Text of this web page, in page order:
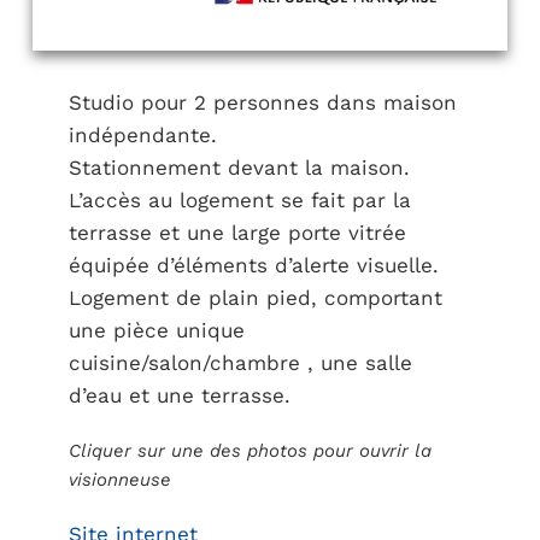
Studio pour 2 personnes dans maison
indépendante.
Stationnement devant la maison.
L’accès au logement se fait par la
terrasse et une large porte vitrée
équipée d’éléments d’alerte visuelle.
Logement de plain pied, comportant
une pièce unique
cuisine/salon/chambre , une salle
d’eau et une terrasse.
Cliquer sur une des photos pour ouvrir la
visionneuse
Site internet